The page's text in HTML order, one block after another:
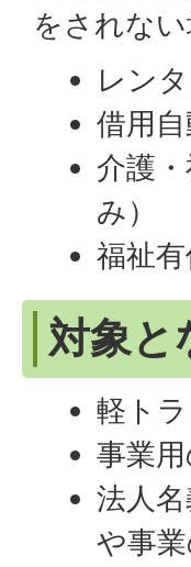
をされな
レン
借用
介護
み）
福祉
対象と
軽ト
事業
法人
や事